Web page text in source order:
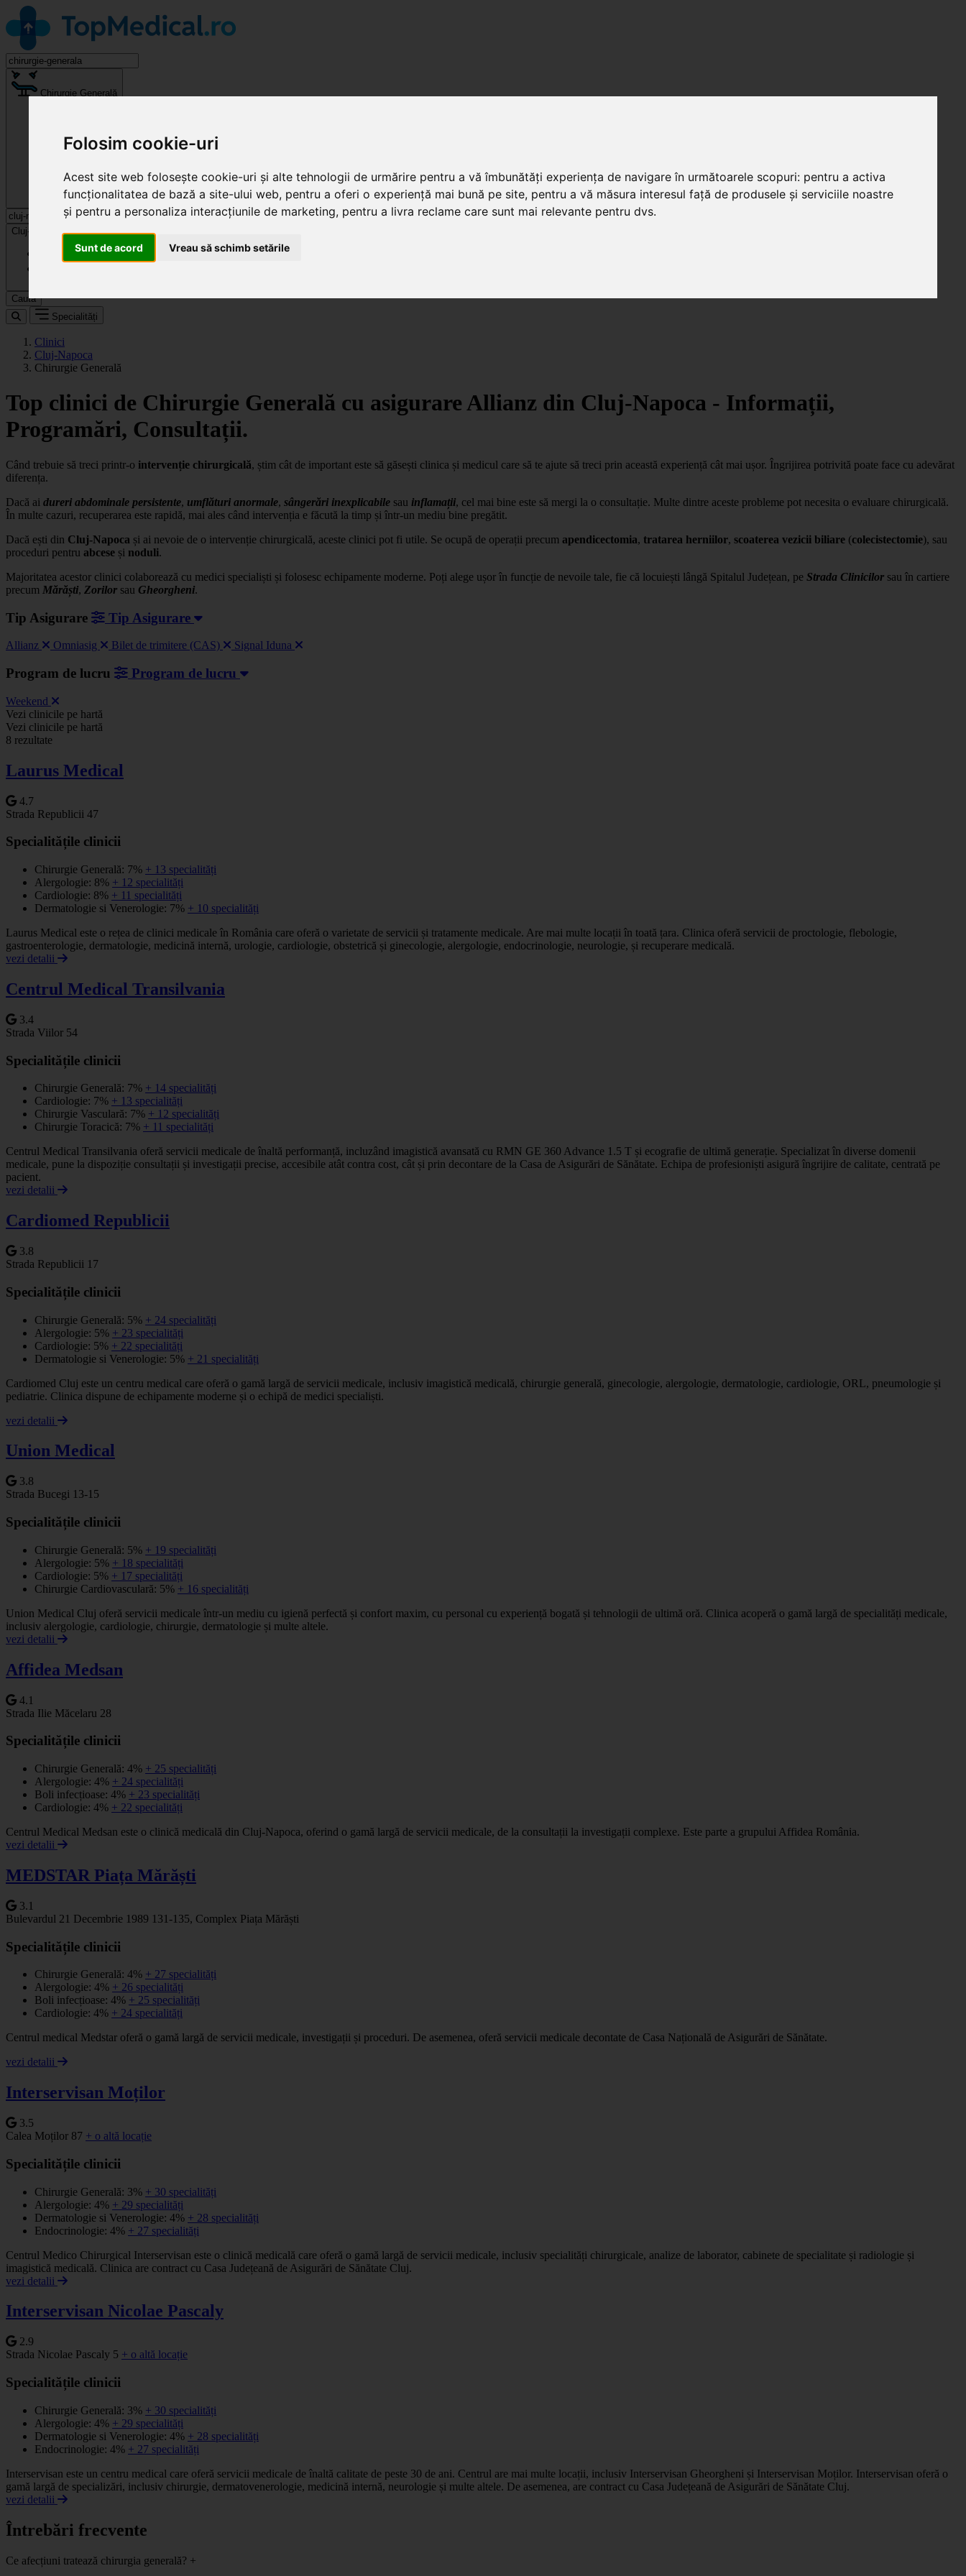
Folosim cookie-uri
Acest site web folosește cookie-uri și alte tehnologii de urmărire pentru a vă îmbunătăți experiența de navigare în următoarele scopuri: pentru a activa
funcționalitatea de bază a site-ului web, pentru a oferi o experiență mai bună pe site, pentru a vă măsura interesul față de produsele și serviciile noastre
și pentru a personaliza interacțiunile de marketing, pentru a livra reclame care sunt mai relevante pentru dvs.
Sunt de acord Vreau să schimb setările
Chirurgie Generală
Cluj-Napoca
Caută
Specialități
Clinici
Cluj-Napoca
Chirurgie Generală
Top clinici de Chirurgie Generală cu asigurare Allianz din Cluj-Napoca - Informații,
Programări, Consultații.
Când trebuie să treci printr-o intervenție chirurgicală, știm cât de important este să găsești clinica și medicul care să te ajute să treci prin această experiență cât mai ușor. Îngrijirea potrivită poate face cu adevărat
diferența.
Dacă ai dureri abdominale persistente, umflături anormale, sângerări inexplicabile sau inflamații, cel mai bine este să mergi la o consultație. Multe dintre aceste probleme pot necesita o evaluare chirurgicală.
În multe cazuri, recuperarea este rapidă, mai ales când intervenția e făcută la timp și într-un mediu bine pregătit.
Dacă ești din Cluj-Napoca și ai nevoie de o intervenție chirurgicală, aceste clinici pot fi utile. Se ocupă de operații precum apendicectomia, tratarea herniilor, scoaterea vezicii biliare (colecistectomie), sau
proceduri pentru abcese și noduli.
Majoritatea acestor clinici colaborează cu medici specialiști și folosesc echipamente moderne. Poți alege ușor în funcție de nevoile tale, fie că locuiești lângă Spitalul Județean, pe Strada Clinicilor sau în cartiere
precum Mărăști, Zorilor sau Gheorgheni.
Tip Asigurare Tip Asigurare
Allianz Omniasig Bilet de trimitere (CAS) Signal Iduna
Program de lucru Program de lucru
Weekend
+
−
Vezi clinicile pe hartă
Vezi clinicile pe hartă
8 rezultate
Laurus Medical
4.7
Strada Republicii 47
Specialitățile clinicii
Chirurgie Generală: 7% + 13 specialități
Alergologie: 8% + 12 specialități
Cardiologie: 8% + 11 specialități
Dermatologie si Venerologie: 7% + 10 specialități
Laurus Medical este o rețea de clinici medicale în România care oferă o varietate de servicii și tratamente medicale. Are mai multe locații în toată țara. Clinica oferă servicii de proctologie, flebologie,
gastroenterologie, dermatologie, medicină internă, urologie, cardiologie, obstetrică și ginecologie, alergologie, endocrinologie, neurologie, și recuperare medicală.
vezi detalii
Centrul Medical Transilvania
3.4
Strada Viilor 54
Specialitățile clinicii
Chirurgie Generală: 7% + 14 specialități
Cardiologie: 7% + 13 specialități
Chirurgie Vasculară: 7% + 12 specialități
Chirurgie Toracică: 7% + 11 specialități
Centrul Medical Transilvania oferă servicii medicale de înaltă performanță, incluzând imagistică avansată cu RMN GE 360 Advance 1.5 T și ecografie de ultimă generație. Specializat în diverse domenii
medicale, pune la dispoziție consultații și investigații precise, accesibile atât contra cost, cât și prin decontare de la Casa de Asigurări de Sănătate. Echipa de profesioniști asigură îngrijire de calitate, centrată pe
pacient.
vezi detalii
Cardiomed Republicii
3.8
Strada Republicii 17
Specialitățile clinicii
Chirurgie Generală: 5% + 24 specialități
Alergologie: 5% + 23 specialități
Cardiologie: 5% + 22 specialități
Dermatologie si Venerologie: 5% + 21 specialități
Cardiomed Cluj este un centru medical care oferă o gamă largă de servicii medicale, inclusiv imagistică medicală, chirurgie generală, ginecologie, alergologie, dermatologie, cardiologie, ORL, pneumologie și
pediatrie. Clinica dispune de echipamente moderne și o echipă de medici specialiști.
vezi detalii
Union Medical
3.8
Strada Bucegi 13-15
Specialitățile clinicii
Chirurgie Generală: 5% + 19 specialități
Alergologie: 5% + 18 specialități
Cardiologie: 5% + 17 specialități
Chirurgie Cardiovasculară: 5% + 16 specialități
Union Medical Cluj oferă servicii medicale într-un mediu cu igienă perfectă și confort maxim, cu personal cu experiență bogată și tehnologii de ultimă oră. Clinica acoperă o gamă largă de specialități medicale,
inclusiv alergologie, cardiologie, chirurgie, dermatologie și multe altele.
vezi detalii
Affidea Medsan
4.1
Strada Ilie Măcelaru 28
Specialitățile clinicii
Chirurgie Generală: 4% + 25 specialități
Alergologie: 4% + 24 specialități
Boli infecțioase: 4% + 23 specialități
Cardiologie: 4% + 22 specialități
Centrul Medical Medsan este o clinică medicală din Cluj-Napoca, oferind o gamă largă de servicii medicale, de la consultații la investigații complexe. Este parte a grupului Affidea România.
vezi detalii
MEDSTAR Piața Mărăști
3.1
Bulevardul 21 Decembrie 1989 131-135, Complex Piața Mărăști
Specialitățile clinicii
Chirurgie Generală: 4% + 27 specialități
Alergologie: 4% + 26 specialități
Boli infecțioase: 4% + 25 specialități
Cardiologie: 4% + 24 specialități
Centrul medical Medstar oferă o gamă largă de servicii medicale, investigații și proceduri. De asemenea, oferă servicii medicale decontate de Casa Națională de Asigurări de Sănătate.
vezi detalii
Interservisan Moților
3.5
Calea Moților 87 + o altă locație
Specialitățile clinicii
Chirurgie Generală: 3% + 30 specialități
Alergologie: 4% + 29 specialități
Dermatologie si Venerologie: 4% + 28 specialități
Endocrinologie: 4% + 27 specialități
Centrul Medico Chirurgical Interservisan este o clinică medicală care oferă o gamă largă de servicii medicale, inclusiv specialități chirurgicale, analize de laborator, cabinete de specialitate și radiologie și
imagistică medicală. Clinica are contract cu Casa Județeană de Asigurări de Sănătate Cluj.
vezi detalii
Interservisan Nicolae Pascaly
2.9
Strada Nicolae Pascaly 5 + o altă locație
Specialitățile clinicii
Chirurgie Generală: 3% + 30 specialități
Alergologie: 4% + 29 specialități
Dermatologie si Venerologie: 4% + 28 specialități
Endocrinologie: 4% + 27 specialități
Interservisan este un centru medical care oferă servicii medicale de înaltă calitate de peste 30 de ani. Centrul are mai multe locații, inclusiv Interservisan Gheorgheni și Interservisan Moților. Interservisan oferă o
gamă largă de specializări, inclusiv chirurgie, dermatovenerologie, medicină internă, neurologie și multe altele. De asemenea, are contract cu Casa Județeană de Asigurări de Sănătate Cluj.
vezi detalii
Întrebări frecvente
Ce afecțiuni tratează chirurgia generală? +